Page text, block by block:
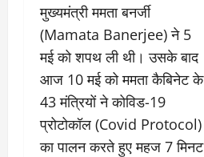
मुख्यमंत्री ममता बनर्जी
(Mamata Banerjee) ने 5
मई को शपथ ली थी। उसके बाद
आज 10 मई को ममता कैबिनेट के
43 मंत्रियों ने कोविड-19
प्रोटोकॉल (Covid Protocol)
का पालन करते हुए महज 7 मिनट